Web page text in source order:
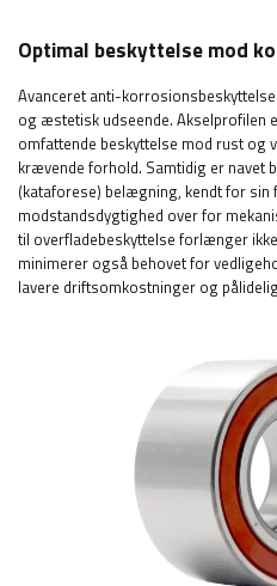
Optimal beskyttelse mod
Avanceret anti-
og æstetisk udseende. Akselprofilen
omfattende beskyttelse mod rust og
krævende forhold. Samtidig er navet
(kataforese) belægning, kendt for
modstandsdygtighed over for
til overfladebeskyttelse forlænger
minimerer også behovet for
lavere driftsomkostninger og